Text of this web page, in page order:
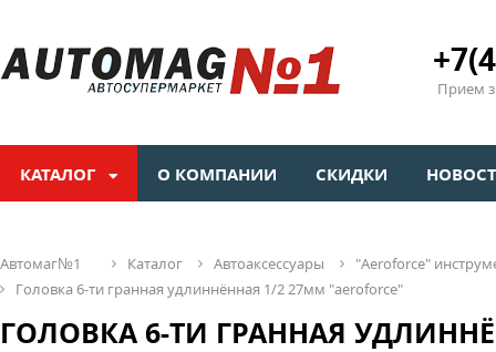
Прием
КАТАЛОГ О КОМПАНИИ СКИДКИ
автомаг№1 каталог автоаксессуары
"aeroforсe"
головка 6-ти гранная удлиннённая 1/2 27мм "aeroforce"
ГОЛОВКА 6-ТИ ГРАННАЯ